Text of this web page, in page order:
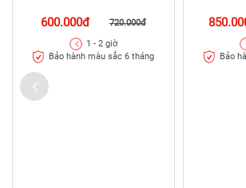
600.000đ 720.000đ
1 - 2 giờ
Bảo hành màu sắc 6 tháng